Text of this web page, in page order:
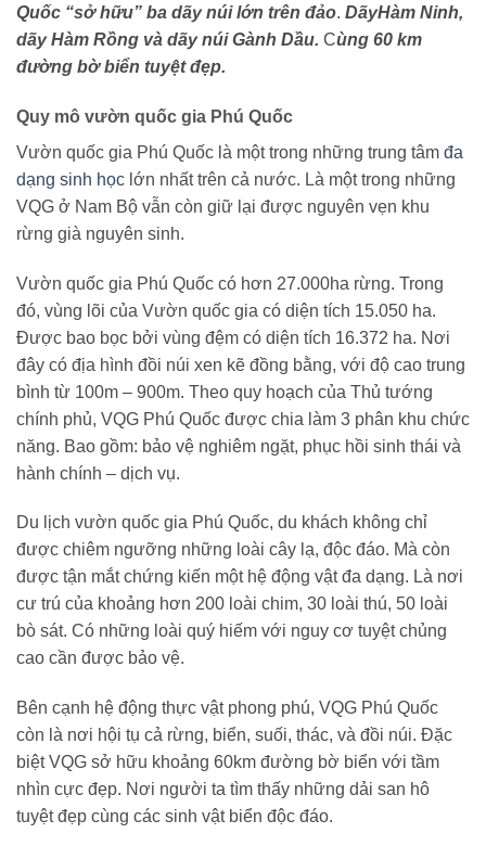
Quốc “sở hữu” ba dãy núi lớn trên đảo. DãyHàm Ninh,
dãy Hàm Rồng và dãy núi Gành Dầu. Cùng 60 km
đường bờ biển tuyệt đẹp.
Quy mô vườn quốc gia Phú Quốc
Vườn quốc gia Phú Quốc là một trong những trung tâm đa
dạng sinh học lớn nhất trên cả nước. Là một trong những
VQG ở Nam Bộ vẫn còn giữ lại được nguyên vẹn khu
rừng già nguyên sinh.
Vườn quốc gia Phú Quốc có hơn 27.000ha rừng. Trong
đó, vùng lõi của Vườn quốc gia có diện tích 15.050 ha.
Được bao bọc bởi vùng đệm có diện tích 16.372 ha. Nơi
đây có địa hình đồi núi xen kẽ đồng bằng, với độ cao trung
bình từ 100m – 900m. Theo quy hoạch của Thủ tướng
chính phủ, VQG Phú Quốc được chia làm 3 phân khu chức
năng. Bao gồm: bảo vệ nghiêm ngặt, phục hồi sinh thái và
hành chính – dịch vụ.
Du lịch vườn quốc gia Phú Quốc, du khách không chỉ
được chiêm ngưỡng những loài cây lạ, độc đáo. Mà còn
được tận mắt chứng kiến một hệ động vật đa dạng. Là nơi
cư trú của khoảng hơn 200 loài chim, 30 loài thú, 50 loài
bò sát. Có những loài quý hiếm với nguy cơ tuyệt chủng
cao cần được bảo vệ.
Bên cạnh hệ động thực vật phong phú, VQG Phú Quốc
còn là nơi hội tụ cả rừng, biển, suối, thác, và đồi núi. Đặc
biệt VQG sở hữu khoảng 60km đường bờ biển với tầm
nhìn cực đẹp. Nơi người ta tìm thấy những dải san hô
tuyệt đẹp cùng các sinh vật biển độc đáo.